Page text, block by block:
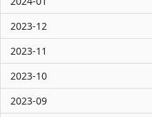
2023-12
2023-11
2023-10
2023-09